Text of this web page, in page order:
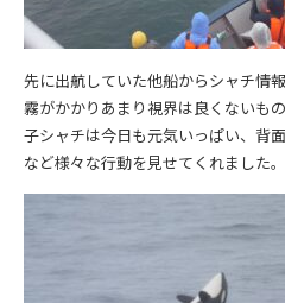
先に出航していた他船からシャチ情
霧がかかりあまり視界は良くないも
子シャチは今日も元気いっぱい、背
など様々な行動を見せてくれました。